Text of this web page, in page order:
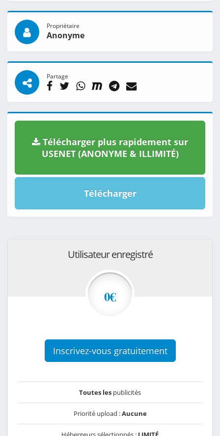
Propriétaire
Anonyme
Partage
Télécharger plus rapidement sur
USENET (ANONYME & ILLIMITÉ)
Télécharger
Utilisateur enregistré
0€
Inscrivez-vous gratuitement
Toutes les publicités
Priorité upload :Aucune